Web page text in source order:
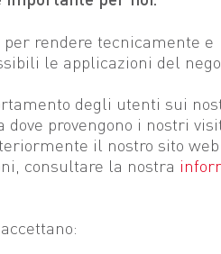
rendere tecnicamente e
le applicazioni del
degli utenti sui
dove provengono i nostri
il nostro sito
consultare la nostra